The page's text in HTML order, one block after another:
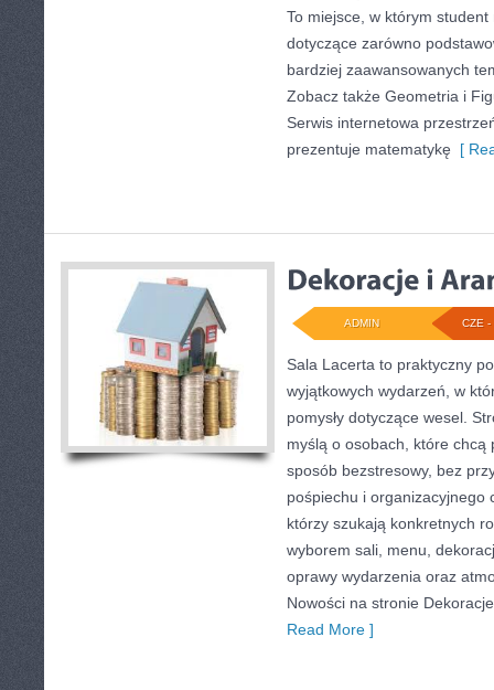
To miejsce, w którym
dotyczące zarówno
bardziej zaawansowanych
Zobacz także Geometria i
Serwis internetowa
prezentuje matematykę [
CZE -
ADMIN
Sala Lacerta to praktyczny
wyjątkowych wydarzeń, w
pomysły dotyczące wesel.
myślą o osobach, które chcą
sposób bezstresowy, bez
pośpiechu i organizacyjnego
którzy szukają konkretnych
wyborem sali, menu,
oprawy wydarzenia oraz
Nowości na stronie
Read More ]